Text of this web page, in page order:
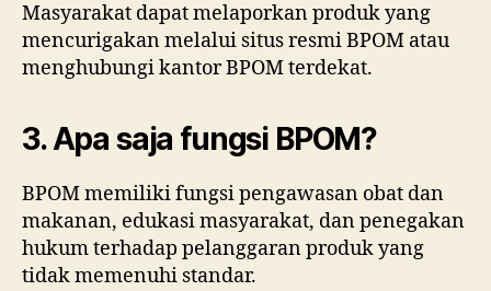
Masyarakat dapat melaporkan produk yang
mencurigakan melalui situs resmi BPOM atau
menghubungi kantor BPOM terdekat.
3. Apa saja fungsi BPOM?
BPOM memiliki fungsi pengawasan obat dan
makanan, edukasi masyarakat, dan penegakan
hukum terhadap pelanggaran produk yang
tidak memenuhi standar.